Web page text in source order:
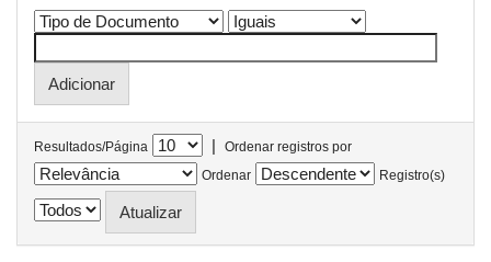
Resultados/Página |
Ordenar registros por
Ordenar
Registro(s)